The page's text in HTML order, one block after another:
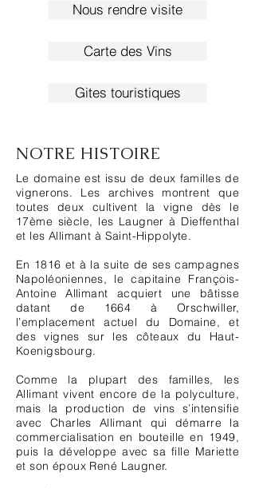
Nous rendre visite
Carte des Vins
Gites touristiques
NOTRE HISTOIRE
Le domaine est issu de deux familles de
vignerons. Les archives montrent que
toutes deux cultivent la vigne dès le
17ème siècle, les Laugner à Dieffenthal
et les Allimant à Saint-Hippolyte.
En 1816 et à la suite de ses campagnes
Napoléoniennes, le capitaine François-
Antoine Allimant acquiert une bâtisse
datant de 1664 à Orschwiller,
l’emplacement actuel du Domaine, et
des vignes sur les côteaux du Haut-
Koenigsbourg.
Comme la plupart des familles, les
Allimant vivent encore de la polyculture,
mais la production de vins s’intensifie
avec Charles Allimant qui démarre la
commercialisation en bouteille en 1949,
puis la développe avec sa fille Mariette
et son époux René Laugner.